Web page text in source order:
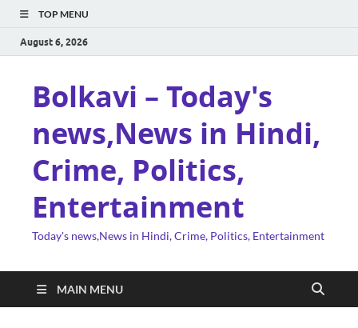
TOP MENU
August 6, 2026
Bolkavi – Today's
news,News in Hindi,
Crime, Politics,
Entertainment
Today's news,News in Hindi, Crime, Politics, Entertainment
MAIN MENU